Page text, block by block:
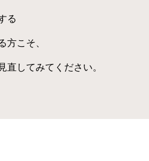
る
方こそ、
直してみてください。